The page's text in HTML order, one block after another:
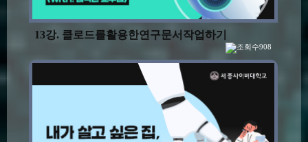
13강. 클로드를활용한연구문서작업하기
908